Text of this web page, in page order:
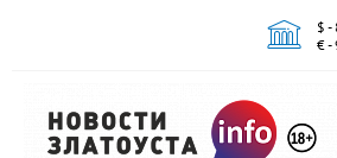
$ -
€ -